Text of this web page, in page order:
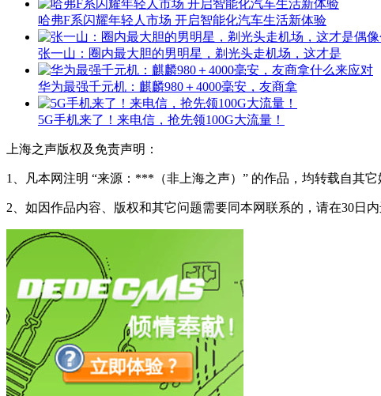
哈弗F系闪耀年轻人市场 开启智能化汽车生活新体验
张一山：圈内最大胆的男明星，剃光头走机场，这才是
华为最强千元机：麒麟980＋4000毫安，友商拿
5G手机来了！来电信，抢先领100G大流量！
上海之声版权及免责声明：
1、凡本网注明 “来源：***（非上海之声）” 的作品，均转载自其
2、如因作品内容、版权和其它问题需要同本网联系的，请在30日内